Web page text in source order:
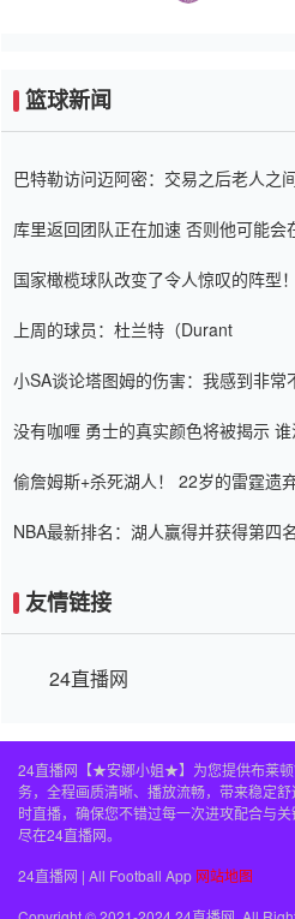
篮球新闻
巴特勒访问迈阿密：交易之后老人之
库里返回团队正在加速 否则他可能会
国家橄榄球队改变了令人惊叹的阵型
上周的球员：杜兰特（Durant
小SA谈论塔图姆的伤害：我感到非
没有咖喱 勇士的真实颜色将被揭示
偷詹姆斯+杀死湖人！ 22岁的雷霆遗
NBA最新排名：湖人赢得并获得第四
友情链接
24直播网
24直播网【★安娜小姐★】为您提供布莱
务，全程画质清晰、播放流畅，带来稳定
时直播，确保您不错过每一次进攻配合与关
尽在24直播网。
24直播网 | All Football App 网站地图